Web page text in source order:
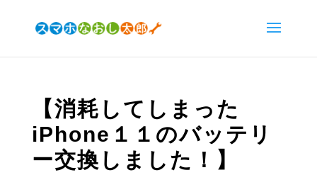
【消耗してしまった
iPhone１１のバッテリ
ー交換しました！】